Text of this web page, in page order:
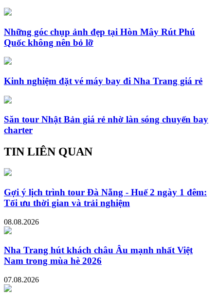
Những góc chụp ảnh đẹp tại Hòn Mây Rút Phú
Quốc không nên bỏ lỡ
Kinh nghiệm đặt vé máy bay đi Nha Trang giá rẻ
Săn tour Nhật Bản giá rẻ nhờ làn sóng chuyến bay
charter
TIN LIÊN QUAN
Gợi ý lịch trình tour Đà Nẵng - Huế 2 ngày 1 đêm:
Tối ưu thời gian và trải nghiệm
08.08.2026
Nha Trang hút khách châu Âu mạnh nhất Việt
Nam trong mùa hè 2026
07.08.2026